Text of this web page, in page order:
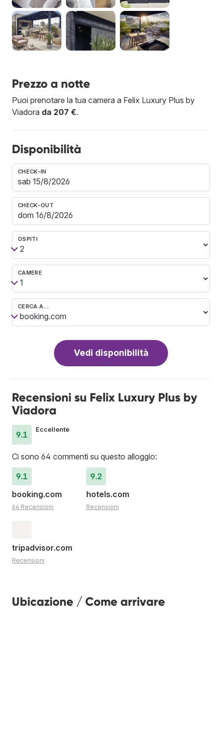
Prezzo a notte
Puoi prenotare la tua camera a Felix Luxury Plus by
Viadora da 207 €.
Disponibilità
CHECK-IN
CHECK-OUT
OSPITI
CAMERE
CERCA A…
Vedi disponibilità
Recensioni su Felix Luxury Plus by
Viadora
9.1
Eccellente
Ci sono 64 commenti su questo alloggio:
9.1
booking.com
64 Recensioni
9.2
hotels.com
Recensioni
tripadvisor.com
Recensioni
Ubicazione / Come arrivare